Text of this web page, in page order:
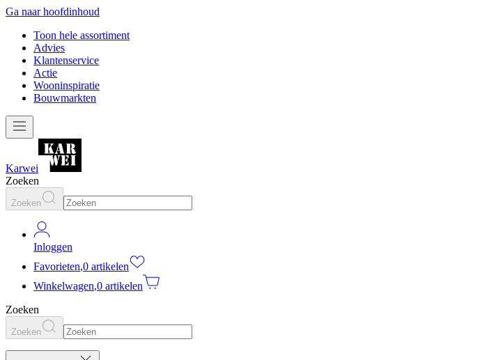
Ga naar hoofdinhoud
Toon hele assortiment
Advies
Klantenservice
Actie
Wooninspiratie
Bouwmarkten
Karwei
Zoeken
Zoeken
Inloggen
Favorieten,0 artikelen
Winkelwagen,0 artikelen
Zoeken
Zoeken